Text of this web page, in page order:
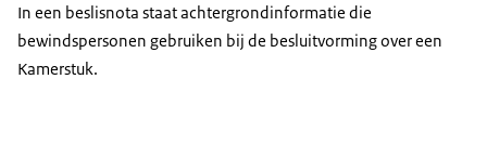
In een beslisnota staat achtergrondinformatie die
bewindspersonen gebruiken bij de besluitvorming over een
Kamerstuk.